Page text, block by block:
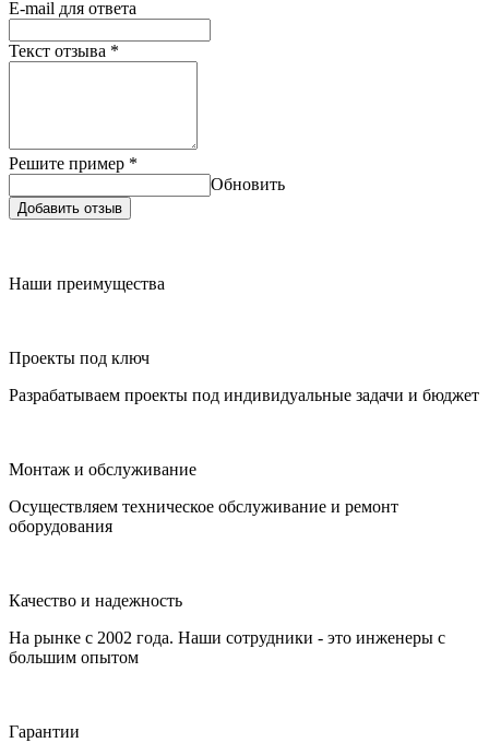
E-mail для ответа
Текст отзыва *
Решите пример *
Обновить
Добавить отзыв
Наши преимущества
Проекты под ключ
Разрабатываем проекты под индивидуальные задачи и бюджет
Монтаж и обслуживание
Осуществляем техническое обслуживание и ремонт
оборудования
Качество и надежность
На рынке с 2002 года. Наши сотрудники - это инженеры с
большим опытом
Гарантии